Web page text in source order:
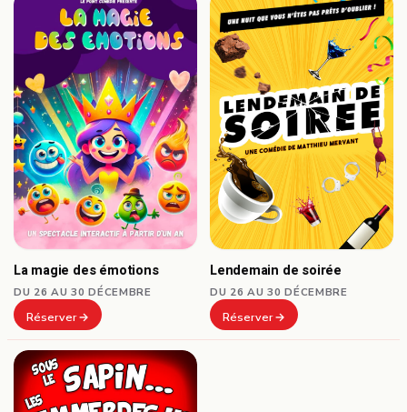
La magie des émotions
DU 26 AU 30 DÉCEMBRE
Réserver
Lendemain de soirée
DU 26 AU 30 DÉCEMBRE
Réserver